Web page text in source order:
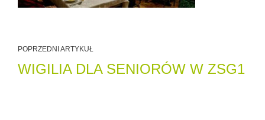
POPRZEDNI ARTYKUŁ
WIGILIA DLA SENIORÓW W ZSG1